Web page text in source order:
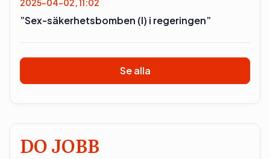
2025-04-02, 11:02
”Sex-säkerhetsbomben (l) i regeringen”
Se alla
DO JOBB